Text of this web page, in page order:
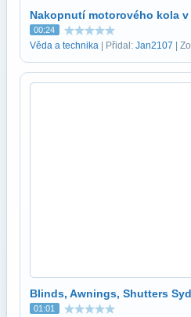
Nakopnutí motorového kola v
00:24
Věda a technika | Přidal: Jan2107 |
Blinds, Awnings, Shutters
01:01